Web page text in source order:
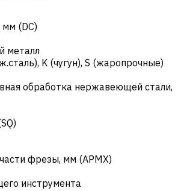
(DC)
металл
, K (чугун), S (жаропрочные)
обработка нержавеющей стали,
фрезы, мм (APMX)
инструмента